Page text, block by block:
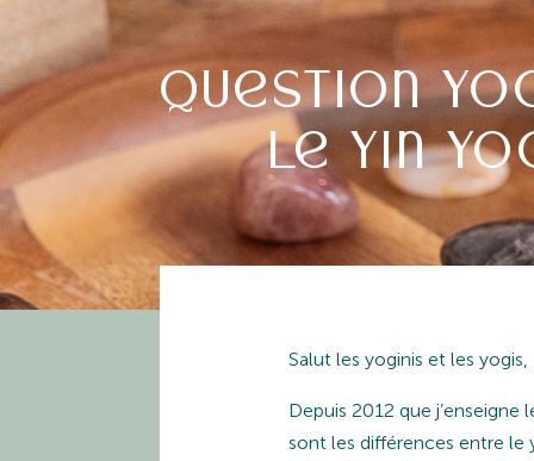
Question
le yin
Salut les yoginis et les yogis,
Depuis 2012 que
sont les différences entre le